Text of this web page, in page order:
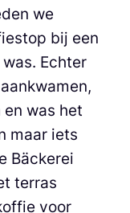
we
bij een
Echter
was het
maar iets
Bäckerei
terras
voor